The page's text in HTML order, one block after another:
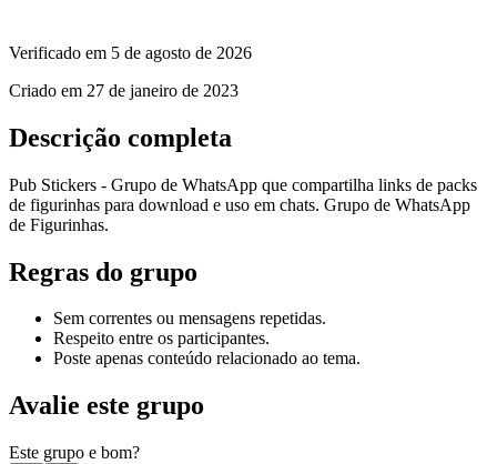
Verificado em 5 de agosto de 2026
Criado em 27 de janeiro de 2023
Descrição completa
Pub Stickers - Grupo de WhatsApp que compartilha links de packs
de figurinhas para download e uso em chats. Grupo de WhatsApp
de Figurinhas.
Regras do grupo
Sem correntes ou mensagens repetidas.
Respeito entre os participantes.
Poste apenas conteúdo relacionado ao tema.
Avalie este grupo
Este grupo e bom?